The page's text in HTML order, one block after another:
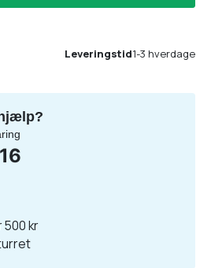
Leveringstid1-3 hverdage
kr